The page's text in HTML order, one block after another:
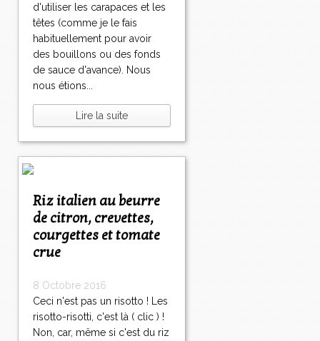
d'utiliser les carapaces et les
têtes (comme je le fais
habituellement pour avoir
des bouillons ou des fonds
de sauce d'avance). Nous
nous étions...
Lire la suite
Riz italien au beurre
de citron, crevettes,
courgettes et tomate
crue
8 Octobre 2016
Ceci n'est pas un risotto ! Les
risotto-risotti, c'est là ( clic ) !
Non, car, même si c'est du riz